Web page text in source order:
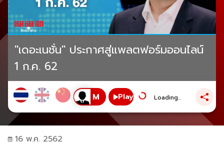
"เดอะเนชั่น" ประกาศสู่แพลตฟอร์มออนไลน์
1 ก.ค. 62
Play Loading...
16 พ.ค. 2562